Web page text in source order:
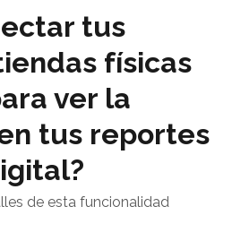
tus
físicas
ver la
tus reportes
de esta funcionalidad